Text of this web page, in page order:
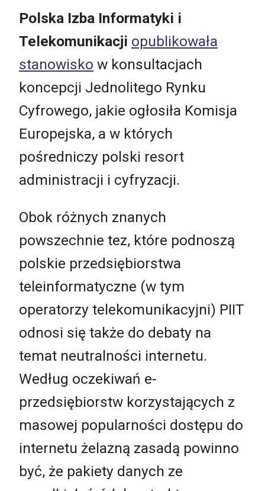
Polska Izba Informatyki i
Telekomunikacji opublikowała
stanowisko w konsultacjach
koncepcji Jednolitego Rynku
Cyfrowego, jakie ogłosiła Komisja
Europejska, a w których
pośredniczy polski resort
administracji i cyfryzacji.
Obok różnych znanych
powszechnie tez, które podnoszą
polskie przedsiębiorstwa
teleinformatyczne (w tym
operatorzy telekomunikacyjni) PIIT
odnosi się także do debaty na
temat neutralności internetu.
Według oczekiwań e-
przedsiębiorstw korzystających z
masowej popularności dostępu do
internetu żelazną zasadą powinno
być, że pakiety danych ze